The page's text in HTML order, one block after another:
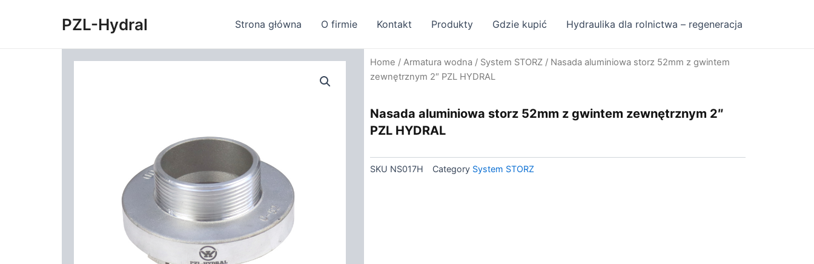
PZL-Hydral Strona główna O firmie Kontakt Produkty Gdzie kupić Hydraulika dla rolnictwa – regeneracja
Home / Armatura wodna / System STORZ / Nasada aluminiowa storz 52mm z gwintem
zewnętrznym 2″ PZL HYDRAL
Nasada aluminiowa storz 52mm z gwintem zewnętrznym 2″
PZL HYDRAL
SKU NS017H Category System STORZ